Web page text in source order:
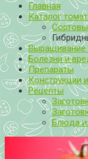
Главная
Каталог
Выращивание
Болезни и
Препараты
Конструкции
Рецепты
Блюда